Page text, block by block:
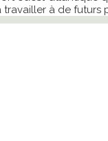
à de futurs